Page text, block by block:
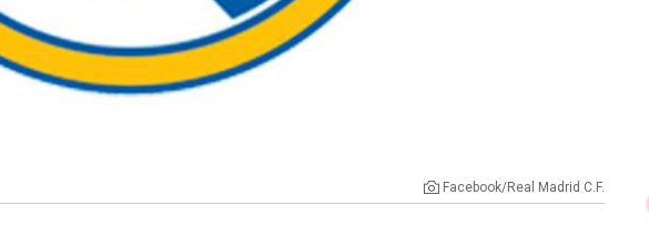
Facebook/Real Madrid C.F.